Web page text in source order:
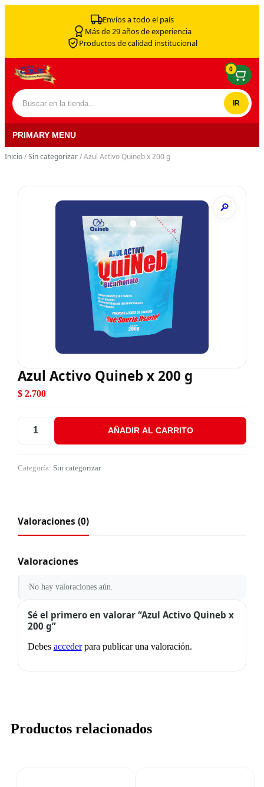
Envíos a todo el país
Más de 29 años de experiencia
Productos de calidad institucional
Buscar por:
0
PRIMARY MENU
Inicio/Sin categorizar/ Azul Activo Quineb x 200 g
Azul Activo Quineb x 200 g
$2.700
Azul Activo Quineb x 200 g cantidad
AÑADIR AL CARRITO
Categoría: Sin categorizar
Valoraciones (0)
Valoraciones
No hay valoraciones aún.
Sé el primero en valorar “Azul Activo Quineb x
200 g”
Debes accederpara publicar una valoración.
Productos relacionados